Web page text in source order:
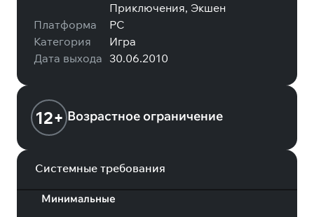
Приключения, Экшен
Платформа
PC
Категория
Игра
Дата выхода 30.06.2010
12+ Возрастное ограничение
Системные требования
Минимальные